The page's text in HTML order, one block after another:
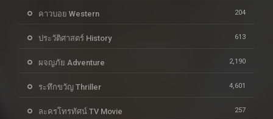
คาวบอย Western 204
ประวัติศาสตร์ History 613
ผจญภัย Adventure 2,190
ระทึกขวัญ Thriller 4,601
ละครโทรทัศน์ TV Movie 257